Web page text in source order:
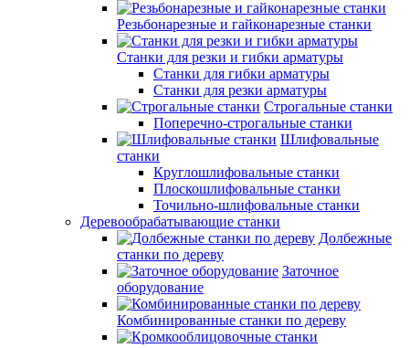
Резьбонарезные и гайконарезные станки
Станки для резки и гибки арматуры
Станки для гибки арматуры
Станки для резки арматуры
Строгальные станки
Поперечно-строгальные станки
Шлифовальные
станки
Круглошлифовальные станки
Плоскошлифовальные станки
Точильно-шлифовальные станки
Деревообрабатывающие станки
Долбежные
станки по дереву
Заточное
оборудование
Комбинированные станки по дереву